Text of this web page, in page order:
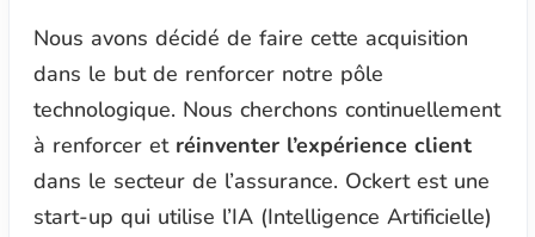
Nous avons décidé de faire cette acquisition
dans le but de renforcer notre pôle
technologique. Nous cherchons continuellement
à renforcer et réinventer l’expérience client
dans le secteur de l’assurance. Ockert est une
start-up qui utilise l’IA (Intelligence Artificielle)